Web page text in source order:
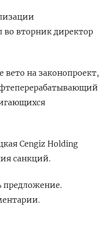
вторник директор
вето на законопроект,
Cengiz Holding
санкций.
предложение.